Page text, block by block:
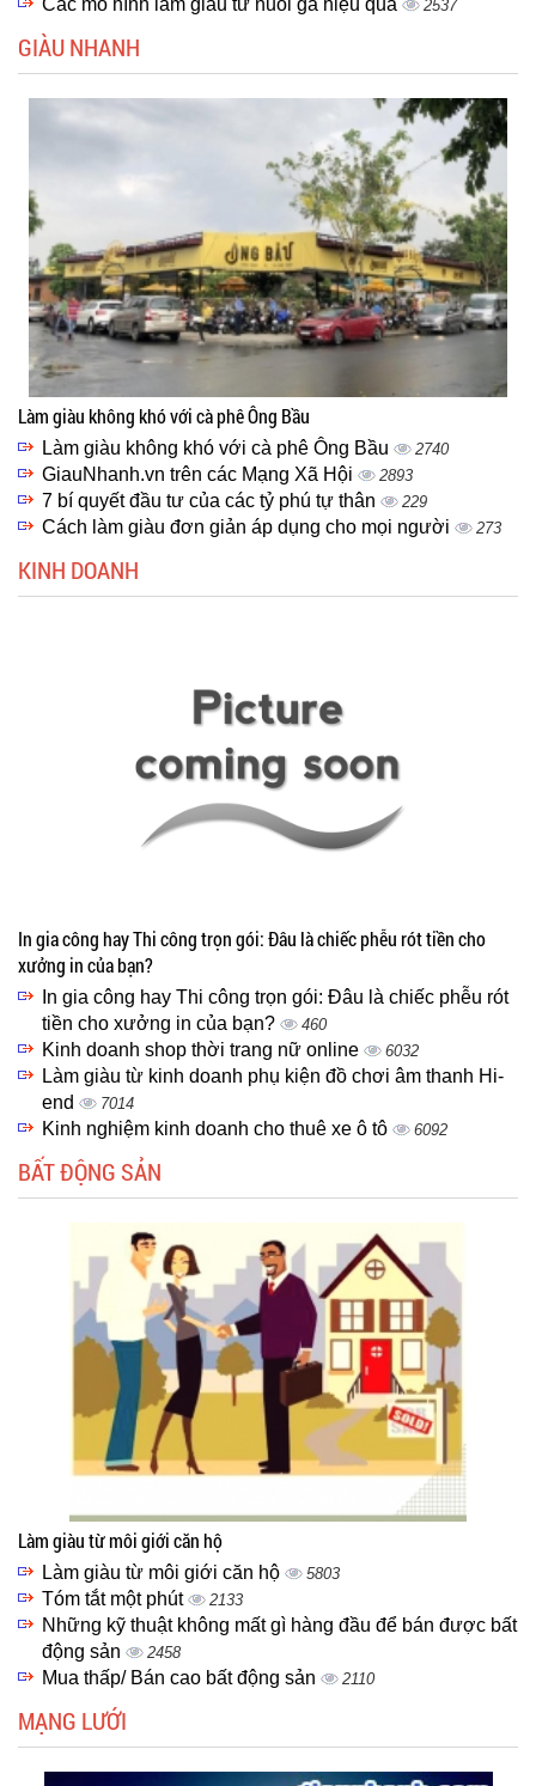
Các mô hình làm giàu từ nuôi gà hiệu quả 2537
GIÀU NHANH
Làm giàu không khó với cà phê Ông Bầu
Làm giàu không khó với cà phê Ông Bầu 2740
GiauNhanh.vn trên các Mạng Xã Hội 2893
7 bí quyết đầu tư của các tỷ phú tự thân 229
Cách làm giàu đơn giản áp dụng cho mọi người 273
KINH DOANH
In gia công hay Thi công trọn gói: Đâu là chiếc phễu rót tiền cho
xưởng in của bạn?
In gia công hay Thi công trọn gói: Đâu là chiếc phễu rót
tiền cho xưởng in của bạn?
460
Kinh doanh shop thời trang nữ online 6032
Làm giàu từ kinh doanh phụ kiện đồ chơi âm thanh Hi-
end
7014
Kinh nghiệm kinh doanh cho thuê xe ô tô 6092
BẤT ĐỘNG SẢN
Làm giàu từ môi giới căn hộ
Làm giàu từ môi giới căn hộ 5803
Tóm tắt một phút 2133
Những kỹ thuật không mất gì hàng đầu để bán được bất
động sản
2458
Mua thấp/ Bán cao bất động sản 2110
MẠNG LƯỚI